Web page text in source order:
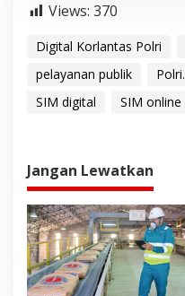
Views: 370
Digital Korlantas Polri
pelayanan publik
Polri.
SIM digital
SIM online
Jangan Lewatkan